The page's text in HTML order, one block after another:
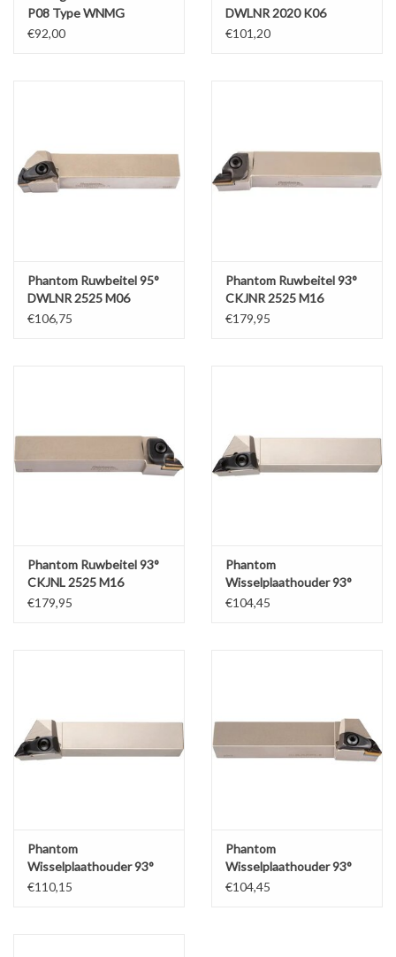
P08 Type WNMG
€92,00
DWLNR 2020 K06
€101,20
Phantom Ruwbeitel 95°
DWLNR 2525 M06
€106,75
Phantom Ruwbeitel 93°
CKJNR 2525 M16
€179,95
Phantom Ruwbeitel 93°
CKJNL 2525 M16
€179,95
Phantom
Wisselplaathouder 93°
DDJNR 2020 K11
€104,45
Phantom
Wisselplaathouder 93°
DDJNR 2525 M15
€110,15
Phantom
Wisselplaathouder 93°
DDJNL 2020 K15
€104,45